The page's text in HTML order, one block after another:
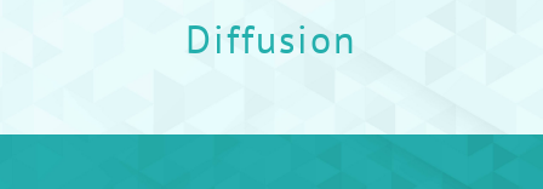
Diffusion